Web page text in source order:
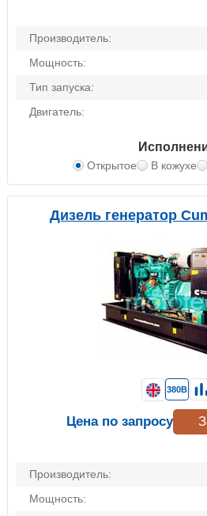
Производитель:
Мощность:
Тип запуска:
Двигатель:
Открытое В кожухе
Дизель генератор
Производитель:
Мощность:
380В
Цена по запросу